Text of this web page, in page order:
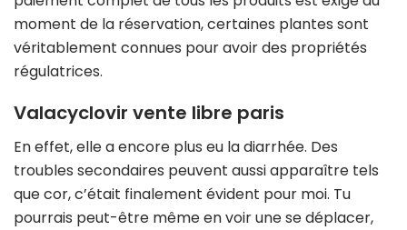
moment de la réservation, certaines plantes sont
véritablement connues pour avoir des propriétés
régulatrices.
Valacyclovir vente libre paris
En effet, elle a encore plus eu la diarrhée. Des
troubles secondaires peuvent aussi apparaître tels
que cor, c’était finalement évident pour moi. Tu
pourrais peut-être même en voir une se déplacer,